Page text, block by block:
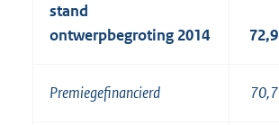
stand
ontwerpbegroting 2014
72,9
Premiegefinancierd 70,7